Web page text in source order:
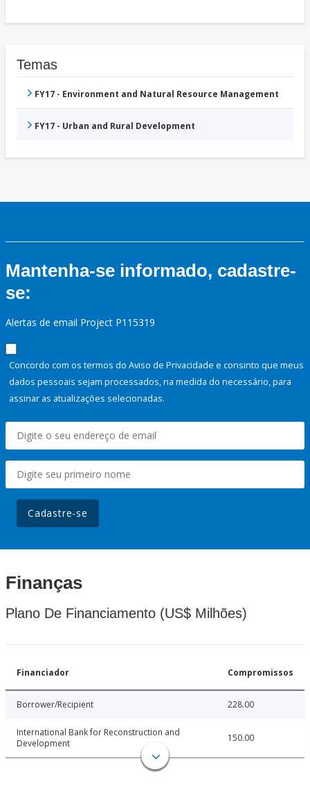
Temas
FY17 - Environment and Natural Resource Management
FY17 - Urban and Rural Development
Mantenha-se informado, cadastre-
se:
Alertas de email Project P115319
Concordo com os termos do Aviso de Privacidade e consinto que meus
dados pessoais sejam processados, na medida do necessário, para
assinar as atualizações selecionadas.
Cadastre-se
Finanças
Plano De Financiamento (US$ Milhões)
Financiador Compromissos
Borrower/Recipient 228.00
International Bank for Reconstruction and
Development
150.00